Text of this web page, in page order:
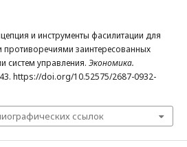
и инструменты фасилитации для
заинтересованных
систем управления. Экономика.
https://doi.org/10.52575/2687-0932-
ссылок